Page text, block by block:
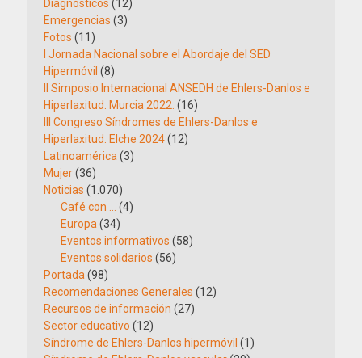
Diagnósticos (12)
Emergencias (3)
Fotos (11)
I Jornada Nacional sobre el Abordaje del SED
Hipermóvil (8)
II Simposio Internacional ANSEDH de Ehlers-Danlos e
Hiperlaxitud. Murcia 2022. (16)
III Congreso Síndromes de Ehlers-Danlos e
Hiperlaxitud. Elche 2024(12)
Latinoamérica (3)
Mujer(36)
Noticias (1.070)
Café con …
(4)
Europa (34)
Eventos informativos (58)
Eventos solidarios (56)
Portada (98)
Recomendaciones Generales (12)
Recursos de información (27)
Sector educativo (12)
Síndrome de Ehlers-Danlos hipermóvil (1)